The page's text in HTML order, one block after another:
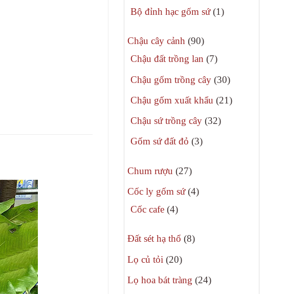
sản
Bộ đỉnh hạc gốm sứ 11
Chậu cây cảnh 9090
sản
Chậu đất trồng lan 77
phẩm
Chậu gốm trồng cây 3030
phẩm
Chậu gốm xuất khẩu 2121
Chậu sứ trồng cây 3232
Gốm sứ đất đỏ 33
Chum rượu 2727
phẩm
Cốc ly gốm sứ 44
Cốc cafe 44
phẩm
Đất sét hạ thổ 88
Lọ củ tỏi 2020
phẩm
Lọ hoa bát tràng 2424